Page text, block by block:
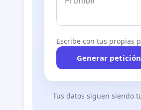
Escribe con tus propias
Generar petición
Tus datos siguen siendo